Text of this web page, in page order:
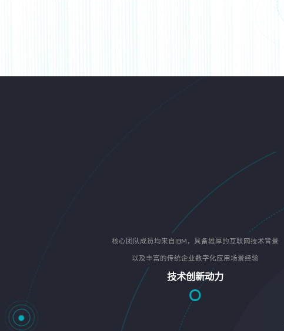
核心团队成员均来自IBM，具备雄厚的互联网技术背景
以及丰富的传统企业数字化应用场景经验
技术创新动力